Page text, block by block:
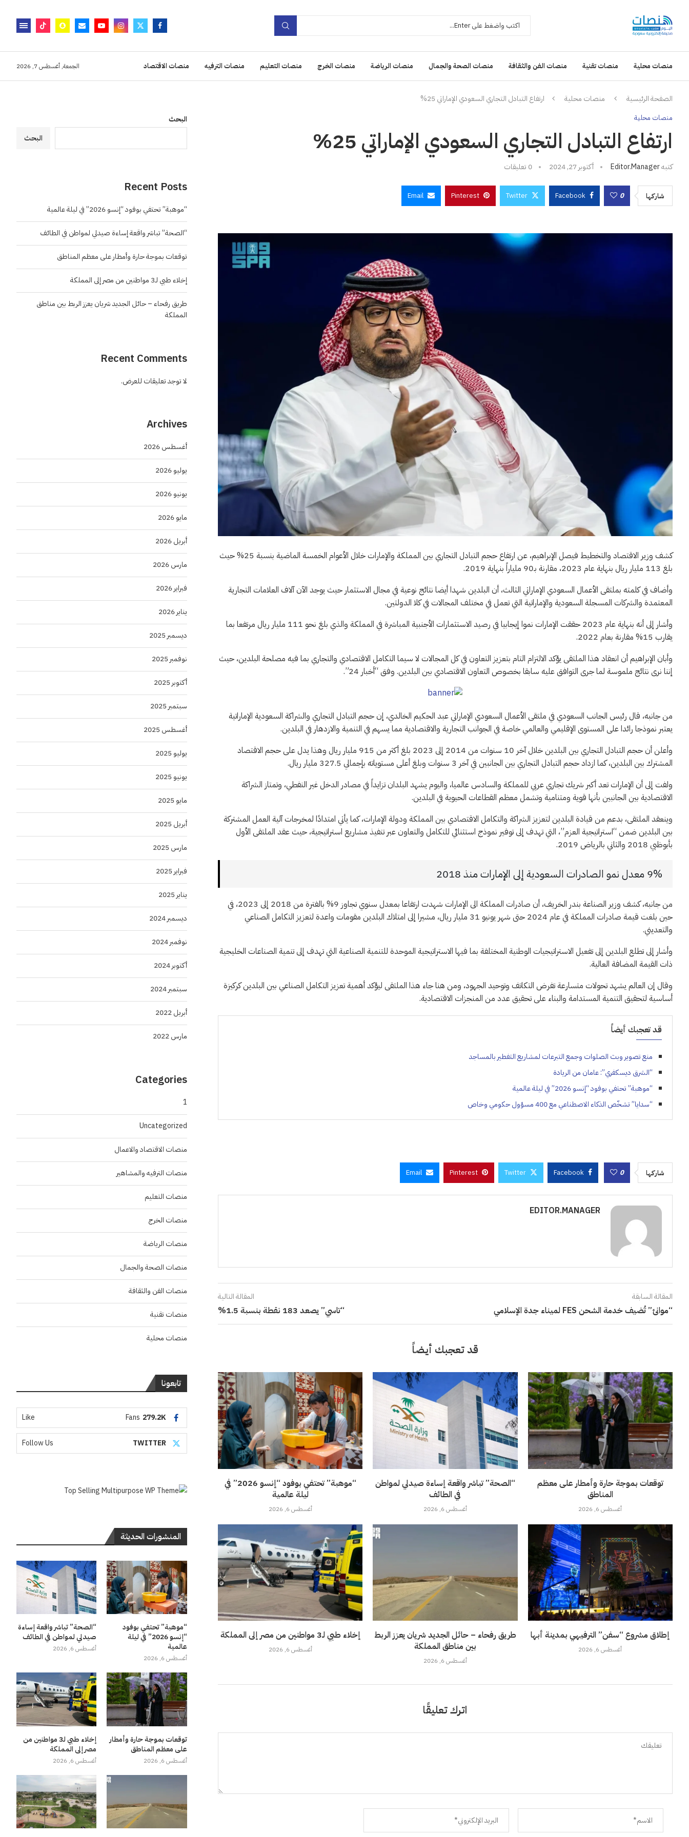
منصات محلية منصات تقنية منصات الفن والثقافة منصات الصحة والجمال منصات الرياضة منصات الخرج منصات التعليم منصات الترفيه منصات الاقتصاد الجمعة, أغسطس 7, 2026
الصفحة الرئيسية منصات محلية ارتفاع التبادل التجاري السعودي الإماراتي 25%
منصات محلية
ارتفاع التبادل التجاري السعودي الإماراتي 25%
كتبهEditor.manager أكتوبر 27, 2024 0 تعليقات
شاركها 0
Facebook
Twitter
Pinterest
Email
كشف وزير الاقتصاد والتخطيط فيصل الإبراهيم، عن ارتفاع حجم التبادل التجاري بين المملكة والإمارات خلال الأعوام الخمسة الماضية بنسبة 25% حيث
بلغ 113 مليار ريال بنهاية عام 2023، مقارنة بـ90 ملياراً بنهاية 2019.
وأضاف في كلمته بملتقى الأعمال السعودي الإماراتي الثالث، أن البلدين شهدا أيضا نتائج نوعية في مجال الاستثمار حيث يوجد الآن آلاف العلامات التجارية
المعتمدة والشركات المسجلة السعودية والإماراتية التي تعمل في مختلف المجالات في كلا الدولتين.
وأشار إلى أنه بنهاية عام 2023 حققت الإمارات نموا إيجابيا في رصيد الاستثمارات الأجنبية المباشرة في المملكة والذي بلغ نحو 111 مليار ريال مرتفعا بما
يقارب 15% مقارنة بعام 2022.
وأبان الإبراهيم أن انعقاد هذا الملتقى يؤكد الالتزام التام بتعزيز التعاون في كل المجالات لا سيما التكامل الاقتصادي والتجاري بما فيه مصلحة البلدين، حيث
إننا نرى نتائج ملموسة لما جرى التوافق عليه سابقا بخصوص التعاون الاقتصادي بين البلدين. وفق “أخبار 24”.
من جانبه، قال رئيس الجانب السعودي في ملتقى الأعمال السعودي الإماراتي عبد الحكيم الخالدي، إن حجم التبادل التجاري والشراكة السعودية الإماراتية
يعتبر نموذجا رائدا على المستوى الإقليمي والعالمي خاصة في الجوانب التجارية والاقتصادية مما يسهم في التنمية والازدهار في البلدين.
وأعلن أن حجم التبادل التجاري بين البلدين خلال آخر 10 سنوات من 2014 إلى 2023 بلغ أكثر من 915 مليار ريال وهذا يدل على حجم الاقتصاد
المشترك بين البلدين، كما ازداد حجم التبادل التجاري بين الجانبين في آخر 3 سنوات وبلغ أعلى مستوياته بإجمالي 327.5 مليار ريال.
ولفت إلى أن الإمارات تعد أكبر شريك تجاري عربي للمملكة والسادس عالميا، واليوم يشهد البلدان تزايداً في مصادر الدخل غير النفطي، وتمتاز الشراكة
الاقتصادية بين الجانبين بأنها قوية ومتنامية وتشمل معظم القطاعات الحيوية في البلدين.
وينعقد الملتقى، بدعم من قيادة البلدين لتعزيز الشراكة والتكامل الاقتصادي بين المملكة ودولة الإمارات، كما يأتي امتدادًا لمخرجات آلية العمل المشتركة
بين البلدين ضمن “استراتيجية العزم”، التي تهدف إلى توفير نموذج استثنائي للتكامل والتعاون عبر تنفيذ مشاريع استراتيجية، حيث عقد الملتقى الأول
بأبوظبي 2018 والثاني بالرياض 2019.
9% معدل نمو الصادرات السعودية إلى الإمارات منذ 2018
من جانبه، كشف وزير الصناعة بندر الخريف، أن صادرات المملكة الى الإمارات شهدت ارتفاعا بمعدل سنوي تجاوز 9% بالفترة من 2018 إلى 2023، في
حين بلغت قيمة صادرات المملكة في عام 2024 حتى شهر يونيو 31 مليار ريال، مشيرا إلى امتلاك البلدين مقومات واعدة لتعزيز التكامل الصناعي
والتعديني.
وأشار إلى تطلع البلدين إلى تفعيل الاستراتيجيات الوطنية المختلفة بما فيها الاستراتيجية الموحدة للتنمية الصناعية التي تهدف إلى تنمية الصناعات الخليجية
ذات القيمة المضافة العالية.
وقال إن العالم يشهد تحولات متسارعة تفرض التكاتف وتوحيد الجهود، ومن هنا جاء هذا الملتقى ليؤكد أهمية تعزيز التكامل الصناعي بين البلدين كركيزة
أساسية لتحقيق التنمية المستدامة والبناء على تحقيق عدد من المنجزات الاقتصادية.
قد تعجبك أيضاً
منع تصوير وبث الصلوات وجمع التبرعات لمشاريع التفطير بالمساجد
“الشرق ديسكفري”: عامان من الريادة
“موهبة” تحتفي بوفود “إنسو 2026” في ليلة عالمية
“سدايا” تشخّص الذكاء الاصطناعي مع 400 مسؤول حكومي وخاص
شاركها 0
Facebook
Twitter
Pinterest
Email
EDITOR.MANAGER
المقالة السابقة
“موانئ” تُضيف خدمة الشحن FES لميناء جدة الإسلامي
المقالة التالية
“تاسي” يصعد 183 نقطة بنسبة 1.5%
قد تعجبك أيضاً
“موهبة” تحتفي بوفود “إنسو 2026” في
ليلة عالمية
أغسطس 6, 2026
“الصحة” تباشر واقعة إساءة صيدلي لمواطن
في الطائف
أغسطس 6, 2026
توقعات بموجة حارة وأمطار على معظم
المناطق
أغسطس 6, 2026
إخلاء طبي لـ3 مواطنين من مصر إلى المملكة
أغسطس 6, 2026
طريق رفحاء – حائل الجديد شريان يعزز الربط
بين مناطق المملكة
أغسطس 6, 2026
إطلاق مشروع “سفن” الترفيهي بمدينة أبها
أغسطس 6, 2026
اترك تعليقًا
البحث
البحث
Recent Posts
“موهبة” تحتفي بوفود “إنسو 2026” في ليلة عالمية
“الصحة” تباشر واقعة إساءة صيدلي لمواطن في الطائف
توقعات بموجة حارة وأمطار على معظم المناطق
إخلاء طبي لـ3 مواطنين من مصر إلى المملكة
طريق رفحاء – حائل الجديد شريان يعزز الربط بين مناطق
المملكة
Recent Comments
لا توجد تعليقات للعرض.
Archives
أغسطس 2026
يوليو 2026
يونيو 2026
مايو 2026
أبريل 2026
مارس 2026
فبراير 2026
يناير 2026
ديسمبر 2025
نوفمبر 2025
أكتوبر 2025
سبتمبر 2025
أغسطس 2025
يوليو 2025
يونيو 2025
مايو 2025
أبريل 2025
مارس 2025
فبراير 2025
يناير 2025
ديسمبر 2024
نوفمبر 2024
أكتوبر 2024
سبتمبر 2024
أبريل 2022
مارس 2022
Categories
1
Uncategorized
منصات الاقتصاد والاعمال
منصات الترفيه والمشاهير
منصات التعليم
منصات الخرج
منصات الرياضة
منصات الصحة والجمال
منصات الفن والثقافة
منصات تقنية
منصات محلية
تابعونا
279.2K
Fans
Like
TWITTER
Follow Us
المنشورات الحديثة
“موهبة” تحتفي بوفود
“إنسو 2026” في ليلة
عالمية
أغسطس 6, 2026
“الصحة” تباشر واقعة إساءة
صيدلي لمواطن في الطائف
أغسطس 6, 2026
توقعات بموجة حارة وأمطار
على معظم المناطق
أغسطس 6, 2026
إخلاء طبي لـ3 مواطنين من
مصر إلى المملكة
أغسطس 6, 2026